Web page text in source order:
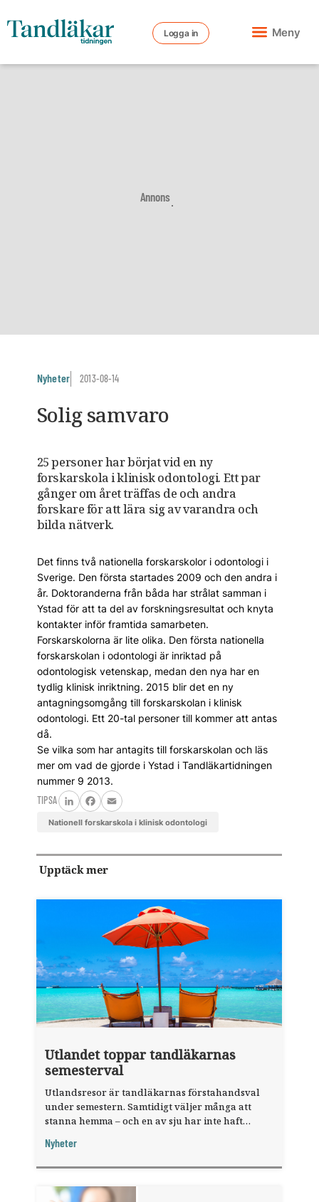
Logga in Meny
Annons
Nyheter 2013-08-14
Solig samvaro
25 personer har börjat vid en ny
forskarskola i klinisk odontologi. Ett par
gånger om året träffas de och andra
forskare för att lära sig av varandra och
bilda nätverk.
Det finns två nationella forskarskolor i odontologi i
Sverige. Den första startades 2009 och den andra i
år. Doktoranderna från båda har strålat samman i
Ystad för att ta del av forskningsresultat och knyta
kontakter inför framtida samarbeten.
Forskarskolorna är lite olika. Den första nationella
forskarskolan i odontologi är inriktad på
odontologisk vetenskap, medan den nya har en
tydlig klinisk inriktning. 2015 blir det en ny
antagningsomgång till forskarskolan i klinisk
odontologi. Ett 20-tal personer till kommer att antas
då.
Se vilka som har antagits till forskarskolan och läs
mer om vad de gjorde i Ystad i Tandläkartidningen
nummer 9 2013.
TIPSA
LinkedInFacebook
Email
nationell forskarskola i klinisk odontologi
Upptäck mer
Utlandet toppar tandläkarnas
semesterval
Utlandsresor är tandläkarnas förstahandsval
under semestern. Samtidigt väljer många att
stanna hemma – och en av sju har inte haft
fråga".
Nyheter